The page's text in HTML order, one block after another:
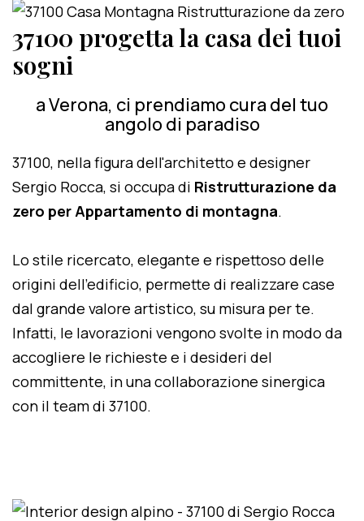
37100 progetta la casa dei tuoi
sogni
a Verona, ci prendiamo cura del tuo
angolo di paradiso
37100, nella figura dell'architetto e designer
Sergio Rocca, si occupa di Ristrutturazione da
zero per Appartamento di montagna.
Lo stile ricercato, elegante e rispettoso delle
origini dell'edificio, permette di realizzare case
dal grande valore artistico, su misura per te.
Infatti, le lavorazioni vengono svolte in modo da
accogliere le richieste e i desideri del
committente, in una collaborazione sinergica
con il team di 37100.